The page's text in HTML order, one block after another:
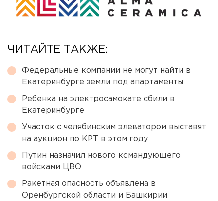
ЧИТАЙТЕ ТАКЖЕ:
Федеральные компании не могут найти в
Екатеринбурге земли под апартаменты
Ребенка на электросамокате сбили в
Екатеринбурге
Участок с челябинским элеватором выставят
на аукцион по КРТ в этом году
Путин назначил нового командующего
войсками ЦВО
Ракетная опасность объявлена в
Оренбургской области и Башкирии